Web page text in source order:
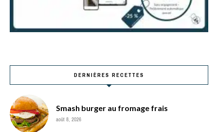
DERNIÈRES RECETTES
Smash burger au fromage frais
août 8, 2026